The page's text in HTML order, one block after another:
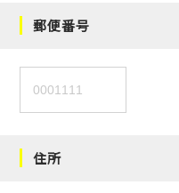
郵便番号
住所